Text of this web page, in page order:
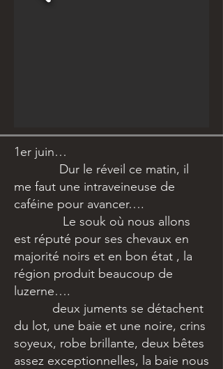
1er juin…
Dur le réveil ce matin, il
me faut une intraveineuse de
caféine pour avancer….
Le souk où nous allons
est réputé pour ses chevaux en
majorité noirs et en bon état , la
région produit beaucoup de
luzerne….
deux juments se détachent
du lot, une baie et une noire, crins
soyeux, robe brillante, deux bêtes
assez exceptionnelles, la baie nous